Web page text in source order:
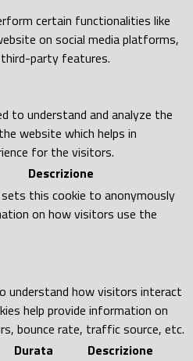
certain functionalities like
on social media platforms,
party features.
to understand and analyze the
website which helps in
for the visitors.
Descrizione
this cookie to anonymously
on how visitors use the
understand how visitors interact
help provide information on
bounce rate, traffic source, etc.
Durata Descrizione